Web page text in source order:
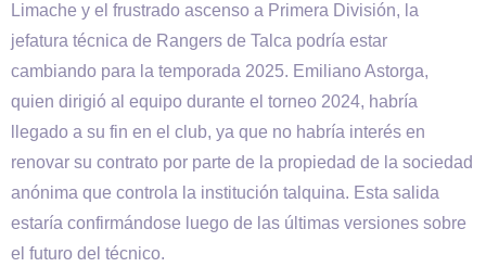
Limache y el frustrado ascenso a Primera División, la
jefatura técnica de Rangers de Talca podría estar
cambiando para la temporada 2025. Emiliano Astorga,
quien dirigió al equipo durante el torneo 2024, habría
llegado a su fin en el club, ya que no habría interés en
renovar su contrato por parte de la propiedad de la sociedad
anónima que controla la institución talquina. Esta salida
estaría confirmándose luego de las últimas versiones sobre
el futuro del técnico.